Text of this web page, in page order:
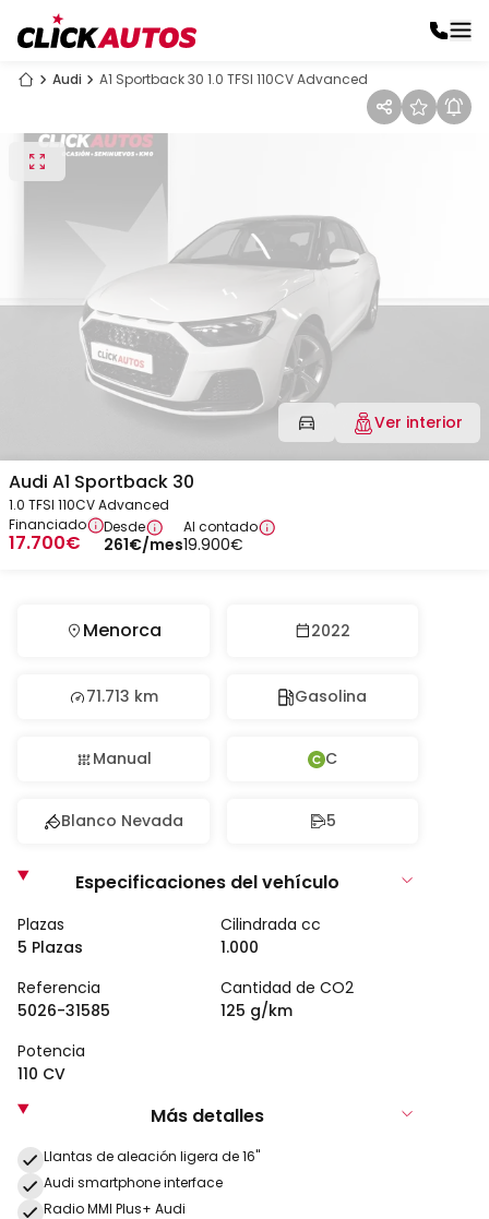
Audi A1 Sportback 30 1.0 TFSI 110CV Advanced
Ver interior
Audi A1 Sportback 30
1.0 TFSI 110CV Advanced
Financiado
17.700€
Desde
261€/mes
Al contado
19.900€
Menorca 2022
71.713 km Gasolina
Manual C
Blanco Nevada 5
Especificaciones del vehículo
Plazas
5 Plazas
Cilindrada cc
1.000
Referencia
5026-31585
Cantidad de CO2
125 g/km
Potencia
110 CV
Más detalles
Llantas de aleación ligera de 16"
Audi smartphone interface
Radio MMI Plus+ Audi